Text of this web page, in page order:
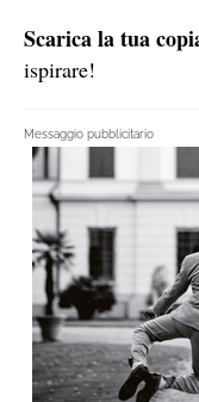
Scarica la tua
ispirare!
Messaggio pubblicitario